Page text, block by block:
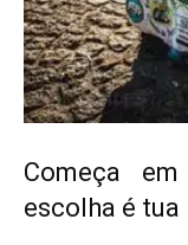
Começa
escolha é tua